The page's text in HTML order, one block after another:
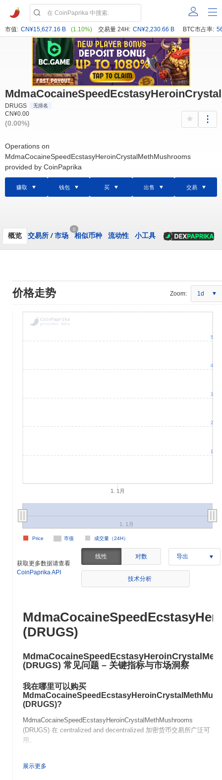
市值: CN¥15,627.16 B (1.10%) 交易量 24H: CN¥2,230.66 B BTC市占率:
DRUGS 无排名
CN¥0.00
(0.00%)
Operations on
MdmaCocaineSpeedEcstasyHeroinCrystalMethMushrooms
provided by CoinPaprika
赚取 钱包 买 出售 交易
概览 交易所 /市场
0
相似币种 流动性 小工具
价格走势 Zoom: 1d
1. 1月
市值 成交量（24H）
Price
1. 1月
1
2
3
4
5
获取更多数据请查看
CoinPaprika API
线性 对数 导出
技术分析
(DRUGS)
(DRUGS) 常见问题 – 关键指标与市场洞察
我在哪里可以购买
(DRUGS)?
MdmaCocaineSpeedEcstasyHeroinCrystalMethMushrooms
(DRUGS) 在 centralized and decentralized 加密货币交易所广泛可
用。
当前的日交易量是多少?
展示更多